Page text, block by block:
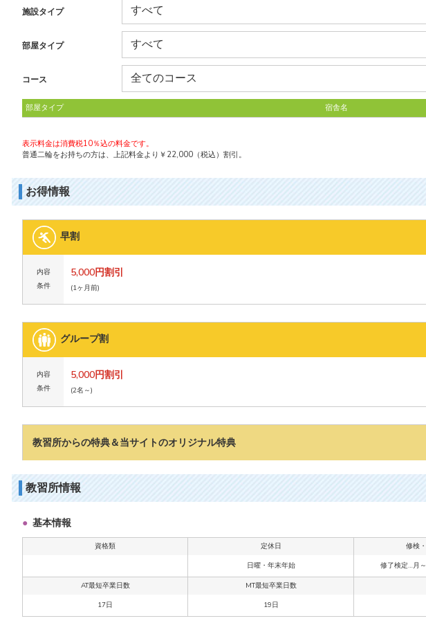
施設タイプ
部屋タイプ
コース
部屋タイプ 宿舎名
表示料金は消費税10％込の料金です。
普通二輪をお持ちの方は、上記料金より￥22,000（税込）割引。
お得情報
早割
内容
条件
5,000円割引
(1ヶ月前)
グループ割
内容
条件
5,000円割引
(2名～)
教習所からの特典＆当サイトのオリジナル特典
教習所情報
基本情報
資格類 定休日
修検
日曜・年末年始
修了検定…月
AT最短卒業日数
MT最短卒業日数
17日
19日